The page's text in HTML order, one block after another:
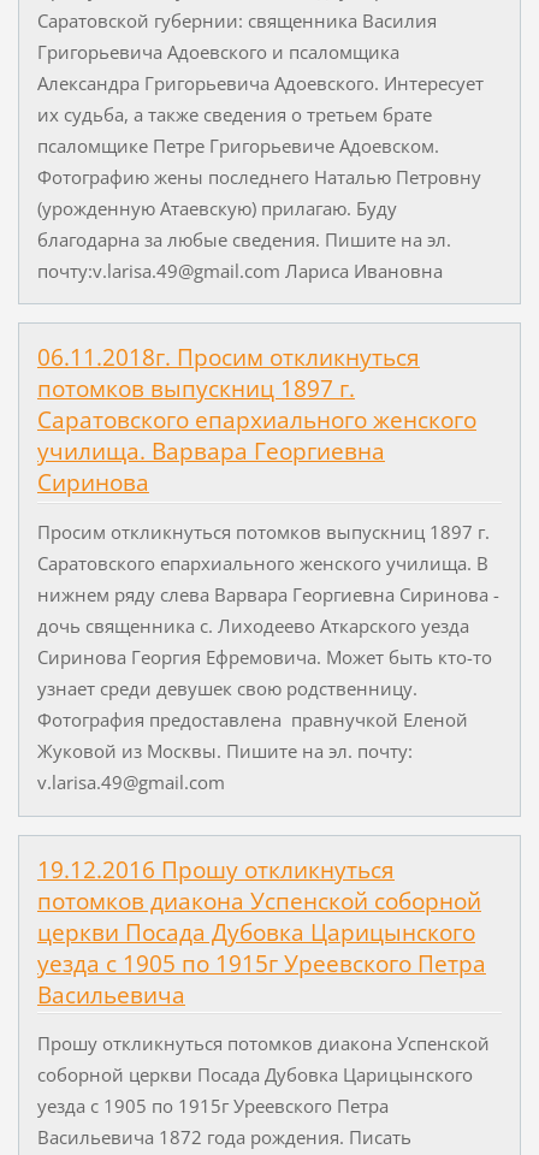
Саратовской губернии: священника Василия
Григорьевича Адоевского и псаломщика
Александра Григорьевича Адоевского. Интересует
их судьба, а также сведения о третьем брате
псаломщике Петре Григорьевиче Адоевском.
Фотографию жены последнего Наталью Петровну
(урожденную Атаевскую) прилагаю. Буду
благодарна за любые сведения. Пишите на эл.
почту:v.larisa.49@gmail.com Лариса Ивановна
06.11.2018г. Просим откликнуться
потомков выпускниц 1897 г.
Саратовского епархиального женского
училища. Варвара Георгиевна
Сиринова
Просим откликнуться потомков выпускниц 1897 г.
Саратовского епархиального женского училища. В
нижнем ряду слева Варвара Георгиевна Сиринова -
дочь священника с. Лиходеево Аткарского уезда
Сиринова Георгия Ефремовича. Может быть кто-то
узнает среди девушек свою родственницу.
Фотография предоставлена правнучкой Еленой
Жуковой из Москвы. Пишите на эл. почту:
v.larisa.49@gmail.com
19.12.2016 Прошу откликнуться
потомков диакона Успенской соборной
церкви Посада Дубовка Царицынского
уезда с 1905 по 1915г Уреевского Петра
Васильевича
Прошу откликнуться потомков диакона Успенской
соборной церкви Посада Дубовка Царицынского
уезда с 1905 по 1915г Уреевского Петра
Васильевича 1872 года рождения. Писать